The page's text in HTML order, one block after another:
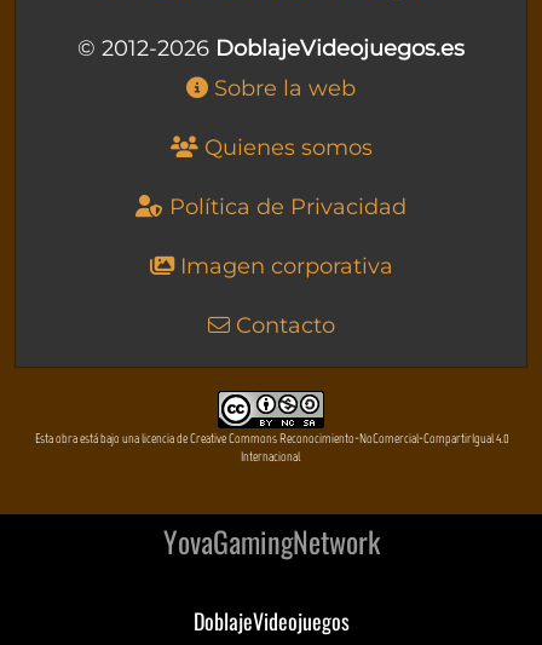
© 2012-2026 DoblajeVideojuegos.es
Sobre la web
Quienes somos
Política de Privacidad
Imagen corporativa
Contacto
Esta obra está bajo una licencia de Creative Commons Reconocimiento-NoComercial-CompartirIgual 4.0
Internacional
YovaGamingNetwork
DoblajeVideojuegos